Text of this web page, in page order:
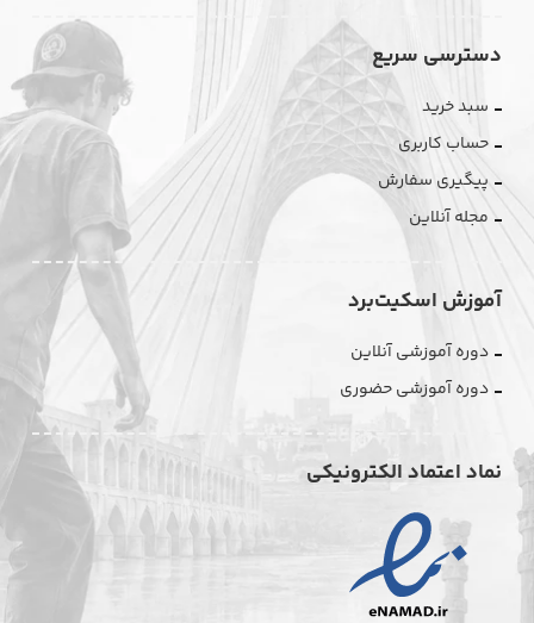
دسترسی سریع
سبد خرید
حساب کاربری
پیگیری سفارش
مجله آنلاین
آموزش اسکیت‌برد
دوره آموزشی آنلاین
دوره آموزشی حضوری
نماد اعتماد الکترونیکی